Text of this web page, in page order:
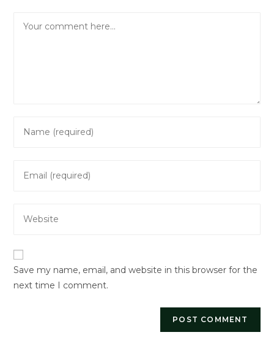
your
comment
your
address
your
URL
(optional)
Save my name, email, and website in this browser for the
next time I comment.